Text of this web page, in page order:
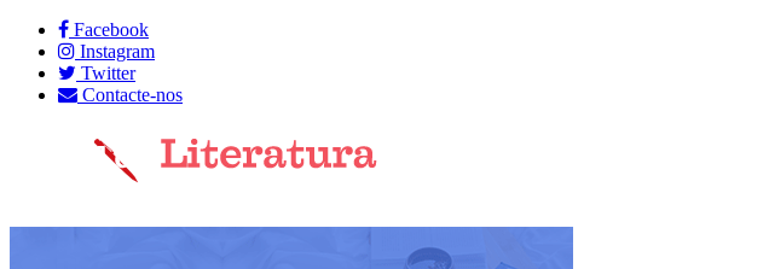
Facebook
Instagram
Twitter
Contacte-nos